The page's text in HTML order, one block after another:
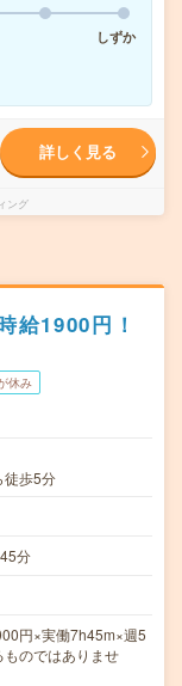
しずか
詳しく見る
ング
給1900円！
休み
徒歩5分
分
円×実働7h45m×週5
のではありませ